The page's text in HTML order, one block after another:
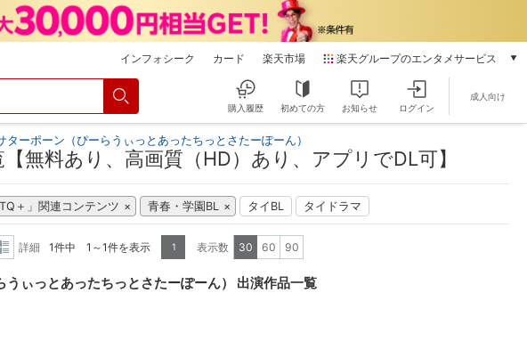
インフォシーク カード 楽天市場 楽天グループのエンタメサービス
本/ゲーム/CD/DVD
電子書籍
雑誌読み放題
動画配信
購入履歴 初めての方 お知らせ ログイン
成人向け
ーポーン（ぴーらうぃっとあったちっとさたーぽーん）
無料あり、高画質（HD）あり、アプリでDL可】
＋」関連コンテンツ 青春・学園BL タイBL タイドラマ
示
詳細 1件中 1～1件を表示 1 表示数 30 60 90
ぃっとあったちっとさたーぽーん） 出演作品一覧